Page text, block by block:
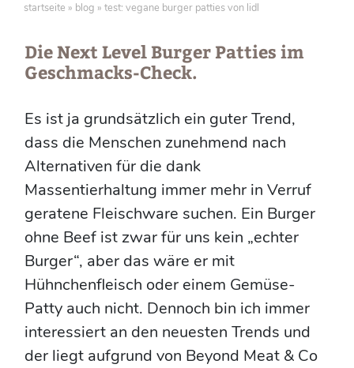
startseite » blog » test: vegane burger patties von lidl
Die Next Level Burger Patties im
Geschmacks-Check.
Es ist ja grundsätzlich ein guter Trend,
dass die Menschen zunehmend nach
Alternativen für die dank
Massentierhaltung immer mehr in Verruf
geratene Fleischware suchen. Ein Burger
ohne Beef ist zwar für uns kein „echter
Burger“, aber das wäre er mit
Hühnchenfleisch oder einem Gemüse-
Patty auch nicht. Dennoch bin ich immer
interessiert an den neuesten Trends und
der liegt aufgrund von Beyond Meat & Co